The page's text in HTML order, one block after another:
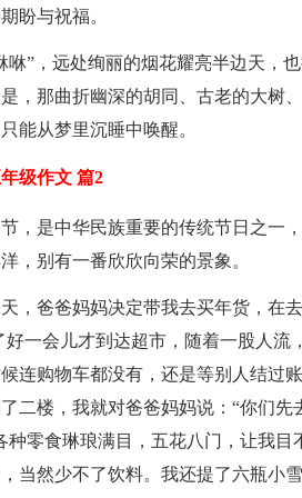
盼与祝福。
咻”，远处绚丽的烟花耀亮半边天，
，那曲折幽深的胡同、古老的大
能从梦里沉睡中唤醒。
级作文 篇2
，是中华民族重要的传统节日之一
，别有一番欣欣向荣的景象。
，爸爸妈妈决定带我去买年货，在
好一会儿才到达超市，随着一股人流
连购物车都没有，还是等别人结过
二楼，我就对爸爸妈妈说：“你们
种零食琳琅满目，五花八门，让我
当然少不了饮料。我还提了六瓶小